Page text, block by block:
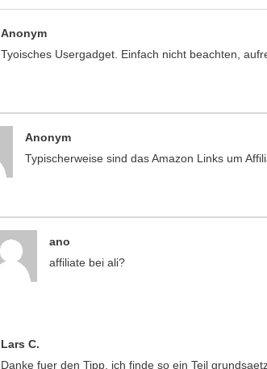
Anonym
Tyoisches Usergadget. Einfach nicht beachten,
Anonym
Typischerweise sind das Amazon Links um
ano
affiliate bei ali?
Lars C.
Danke fuer den Tipp, ich finde so ein Teil